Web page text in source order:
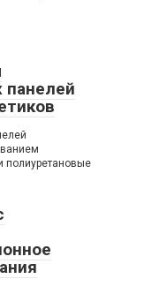
панелей
полиуретановые